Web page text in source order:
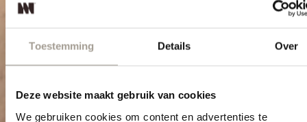
Toestemming Details Over
Deze website maakt gebruik van cookies
We gebruiken cookies om content en advertenties te
Strakke en tijdloze